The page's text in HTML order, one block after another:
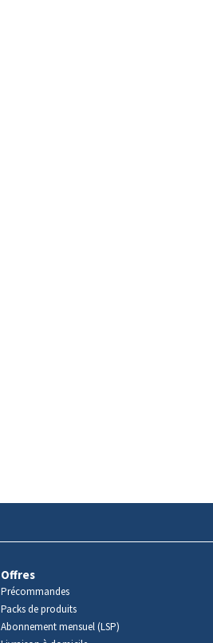
Offres
Précommandes
Packs de produits
Abonnement mensuel (LSP)